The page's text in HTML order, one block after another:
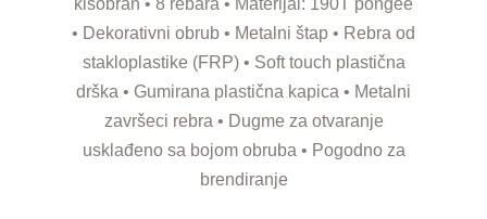
• Dekorativni obrub • Metalni štap • Rebra od
stakloplastike (FRP) • Soft touch plastična
drška • Gumirana plastična kapica • Metalni
završeci rebra • Dugme za otvaranje
usklađeno sa bojom obruba • Pogodno za
brendiranje